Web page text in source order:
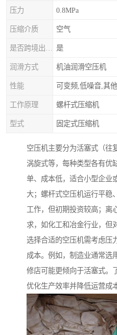
压力 0.8MPa
压缩介质 空气
是
润滑方式 机油润滑空压机
性能 可变频,低噪音,其他
工作原理 螺杆式压缩机
型式 固定式压缩机
空压机主要分为活塞式（往
涡旋式等，每种类型各有优
单、成本低，适合小型企业
大；螺杆式空压机运行平稳
工作，但初期投资较高；离
求，如化工和冶金行业，但
选择合适的空压机需考虑压
成本。例如，制造业通常选
修店可能更倾向于活塞式。
优化生产效率并降低运营成